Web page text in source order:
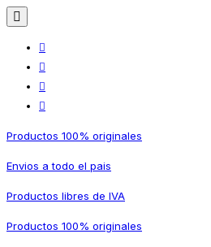
Productos 100% originales
Envios a todo el pais
Productos libres de IVA
Productos 100% originales